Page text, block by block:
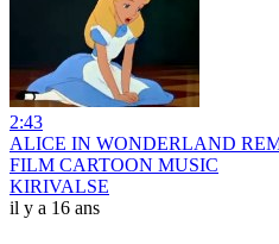
2:43
ALICE IN WONDERLAND
FILM CARTOON MUSIC
KIRIVALSE
il y a 16 ans